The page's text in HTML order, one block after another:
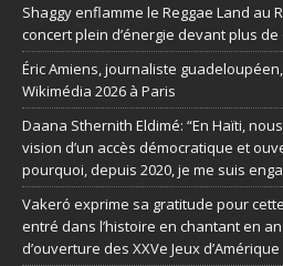
Shaggy enflamme le Reggae Land au
concert plein d’énergie devant plus de
Éric Amiens, journaliste
Wikimédia 2026 à Paris
Daana Sthernith Eldimé: “En Haïti,
vision d’un accès démocratique et
pourquoi, depuis 2020, je me suis
Vakeró exprime sa gratitude pour
entré dans l’histoire en chantant en
d’ouverture des XXVe Jeux